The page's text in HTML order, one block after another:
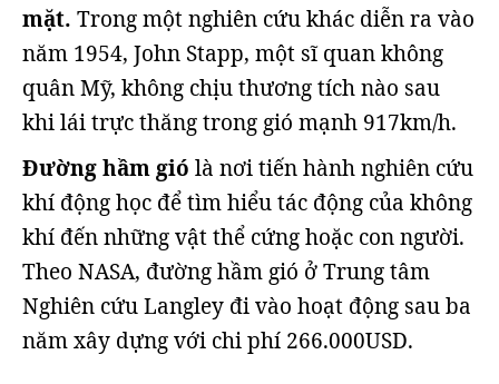
mặt. Trong một nghiên cứu khác diễn ra vào
năm 1954, John Stapp, một sĩ quan không
quân Mỹ, không chịu thương tích nào sau
khi lái trực thăng trong gió mạnh 917km/h.
Đường hầm gió là nơi tiến hành nghiên cứu
khí động học để tìm hiểu tác động của không
khí đến những vật thể cứng hoặc con người.
Theo NASA, đường hầm gió ở Trung tâm
Nghiên cứu Langley đi vào hoạt động sau ba
năm xây dựng với chi phí 266.000USD.